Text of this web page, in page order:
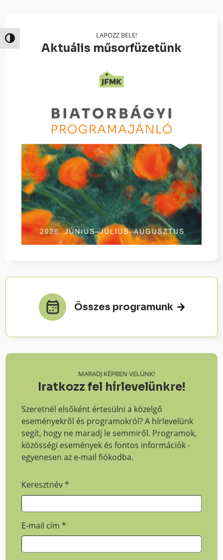
Nagy kontraszt váltása
LAPOZZ BELE!
Aktuális műsorfüzetünk
Összes programunk
MARADJ KÉPBEN VELÜNK!
Iratkozz fel hírlevelünkre!
Szeretnél elsőként értesülni a közelgő
eseményekről és programokról? A hírlevelünk
segít, hogy ne maradj le semmiről. Programok,
közösségi események és fontos információk -
egyenesen az e-mail fiókodba.
Keresztnév*
E-mail cím*